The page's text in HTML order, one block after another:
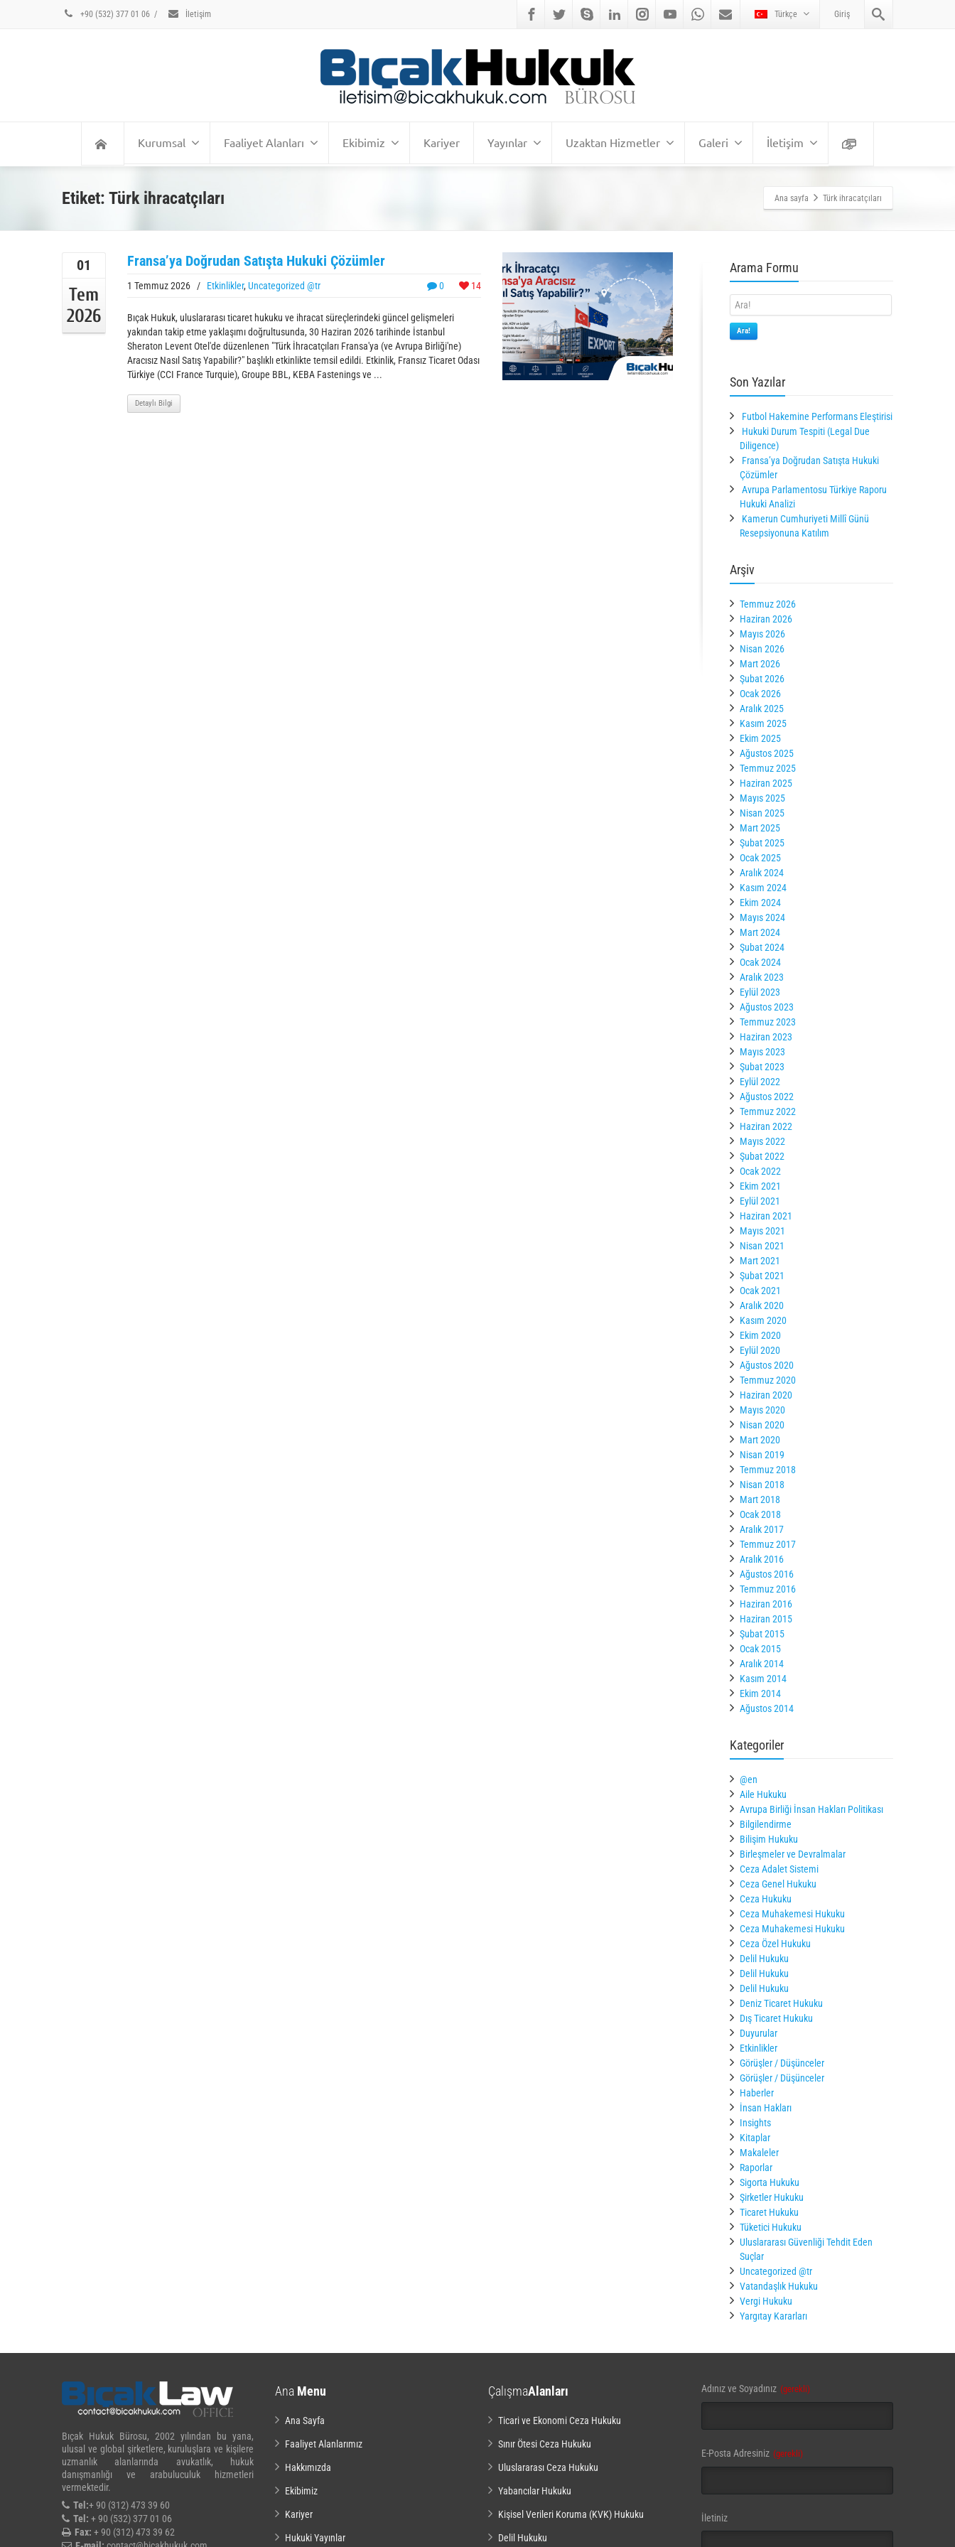
+90 (532) 377 01 06 / İletişim Türkçe Giriş
Kurumsal Faaliyet Alanları Ekibimiz Kariyer Yayınlar Uzaktan Hizmetler Galeri İletişim
Etiket: Türk ihracatçıları Ana sayfa Türk ihracatçıları
01
Tem
2026
Fransa’ya Doğrudan Satışta Hukuki Çözümler
0 14
1 Temmuz 2026 / Etkinlikler, Uncategorized @tr
Bıçak Hukuk, uluslararası ticaret hukuku ve ihracat süreçlerindeki güncel gelişmeleri
yakından takip etme yaklaşımı doğrultusunda, 30 Haziran 2026 tarihinde İstanbul
Sheraton Levent Otel'de düzenlenen "Türk İhracatçıları Fransa'ya (ve Avrupa Birliği'ne)
Aracısız Nasıl Satış Yapabilir?" başlıklı etkinlikte temsil edildi. Etkinlik, Fransız Ticaret Odası
Türkiye (CCI France Turquie), Groupe BBL, KEBA Fastenings ve ...
Detaylı Bilgi
Arama Formu
Ara!
Son Yazılar
Futbol Hakemine Performans Eleştirisi
Hukuki Durum Tespiti (Legal Due
Diligence)
Fransa’ya Doğrudan Satışta Hukuki
Çözümler
Avrupa Parlamentosu Türkiye Raporu
Hukuki Analizi
Kamerun Cumhuriyeti Millî Günü
Resepsiyonuna Katılım
Arşiv
Temmuz 2026
Haziran 2026
Mayıs 2026
Nisan 2026
Mart 2026
Şubat 2026
Ocak 2026
Aralık 2025
Kasım 2025
Ekim 2025
Ağustos 2025
Temmuz 2025
Haziran 2025
Mayıs 2025
Nisan 2025
Mart 2025
Şubat 2025
Ocak 2025
Aralık 2024
Kasım 2024
Ekim 2024
Mayıs 2024
Mart 2024
Şubat 2024
Ocak 2024
Aralık 2023
Eylül 2023
Ağustos 2023
Temmuz 2023
Haziran 2023
Mayıs 2023
Şubat 2023
Eylül 2022
Ağustos 2022
Temmuz 2022
Haziran 2022
Mayıs 2022
Şubat 2022
Ocak 2022
Ekim 2021
Eylül 2021
Haziran 2021
Mayıs 2021
Nisan 2021
Mart 2021
Şubat 2021
Ocak 2021
Aralık 2020
Kasım 2020
Ekim 2020
Eylül 2020
Ağustos 2020
Temmuz 2020
Haziran 2020
Mayıs 2020
Nisan 2020
Mart 2020
Nisan 2019
Temmuz 2018
Nisan 2018
Mart 2018
Ocak 2018
Aralık 2017
Temmuz 2017
Aralık 2016
Ağustos 2016
Temmuz 2016
Haziran 2016
Haziran 2015
Şubat 2015
Ocak 2015
Aralık 2014
Kasım 2014
Ekim 2014
Ağustos 2014
Kategoriler
@en
Aile Hukuku
Avrupa Birliği İnsan Hakları Politikası
Bilgilendirme
Bilişim Hukuku
Birleşmeler ve Devralmalar
Ceza Adalet Sistemi
Ceza Genel Hukuku
Ceza Hukuku
Ceza Muhakemesi Hukuku
Ceza Muhakemesi Hukuku
Ceza Özel Hukuku
Delil Hukuku
Delil Hukuku
Delil Hukuku
Deniz Ticaret Hukuku
Dış Ticaret Hukuku
Duyurular
Etkinlikler
Görüşler / Düşünceler
Görüşler / Düşünceler
Haberler
İnsan Hakları
Insights
Kitaplar
Makaleler
Raporlar
Sigorta Hukuku
Şirketler Hukuku
Ticaret Hukuku
Tüketici Hukuku
Uluslararası Güvenliği Tehdit Eden
Suçlar
Uncategorized @tr
Vatandaşlık Hukuku
Vergi Hukuku
Yargıtay Kararları
Bıçak Hukuk Bürosu, 2002 yılından bu yana,
ulusal ve global şirketlere, kuruluşlara ve kişilere
uzmanlık alanlarında avukatlık, hukuk
danışmanlığı ve arabuluculuk hizmetleri
vermektedir.
Tel:+ 90 (312) 473 39 60
Tel: + 90 (532) 377 01 06
Fax: + 90 (312) 473 39 62
Ana Menu
Ana Sayfa
Faaliyet Alanlarımız
Hakkımızda
Ekibimiz
Kariyer
Hukuki Yayınlar
ÇalışmaAlanları
Ticari ve Ekonomi Ceza Hukuku
Sınır Ötesi Ceza Hukuku
Uluslararası Ceza Hukuku
Yabancılar Hukuku
Kişisel Verileri Koruma (KVK) Hukuku
Delil Hukuku
Phone
Number (gerekli)
Adınız ve Soyadınız (gerekli)
E-Posta Adresiniz (gerekli)
İletiniz